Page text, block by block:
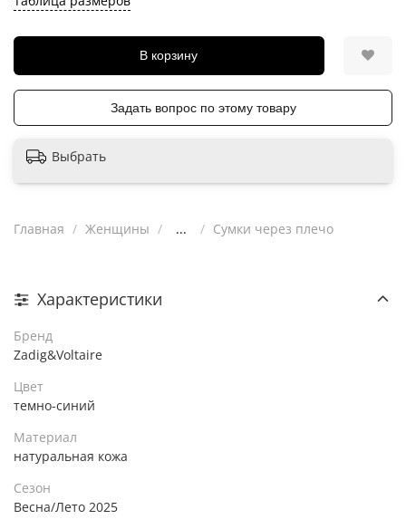
В корзину
Задать вопрос по этому товару
Выбрать
Главная Женщины ... Сумки через плечо
Характеристики
Бренд
Zadig&Voltaire
Цвет
темно-синий
Материал
натуральная кожа
Сезон
Весна/Лето 2025